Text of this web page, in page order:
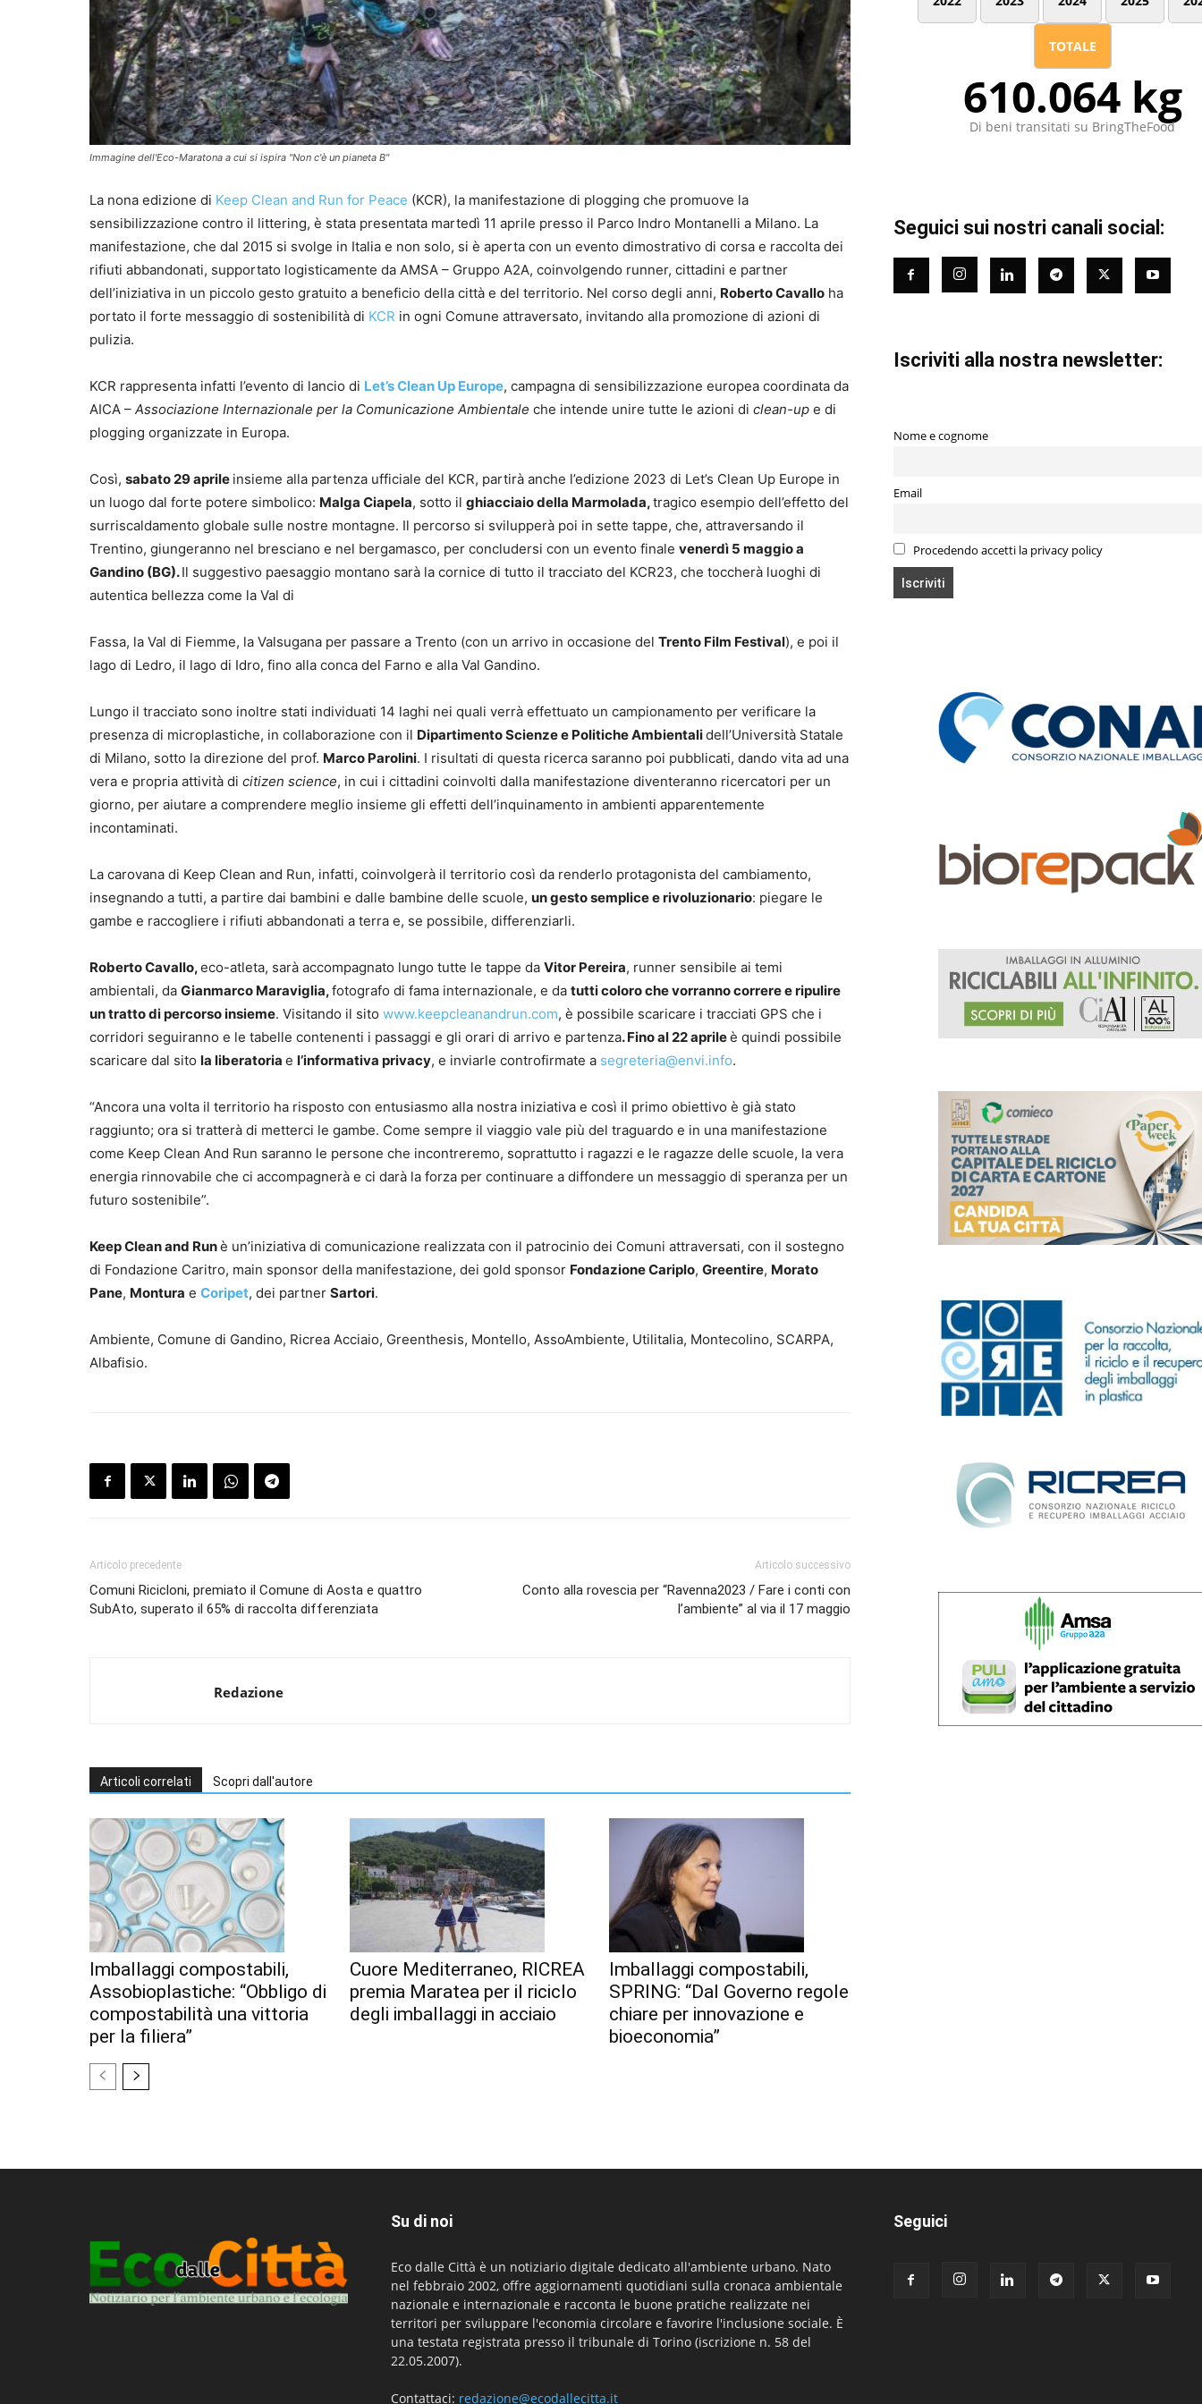
Immagine dell'Eco-Maratona a cui si ispira "Non c'è un pianeta B"
La nona edizione di Keep Clean and Run for Peace (KCR), la manifestazione di plogging che promuove la
sensibilizzazione contro il littering, è stata presentata martedì 11 aprile presso il Parco Indro Montanelli a Milano. La
manifestazione, che dal 2015 si svolge in Italia e non solo, si è aperta con un evento dimostrativo di corsa e raccolta dei
rifiuti abbandonati, supportato logisticamente da AMSA – Gruppo A2A, coinvolgendo runner, cittadini e partner
dell’iniziativa in un piccolo gesto gratuito a beneficio della città e del territorio. Nel corso degli anni, Roberto Cavallo ha
portato il forte messaggio di sostenibilità di KCR in ogni Comune attraversato, invitando alla promozione di azioni di
pulizia.
KCR rappresenta infatti l’evento di lancio di Let’s Clean Up Europe, campagna di sensibilizzazione europea coordinata da
AICA – Associazione Internazionale per la Comunicazione Ambientale che intende unire tutte le azioni di clean-up e di
plogging organizzate in Europa.
Così, sabato 29 aprile insieme alla partenza ufficiale del KCR, partirà anche l’edizione 2023 di Let’s Clean Up Europe in
un luogo dal forte potere simbolico: Malga Ciapela, sotto il ghiacciaio della Marmolada,tragico esempio dell’effetto del
surriscaldamento globale sulle nostre montagne. Il percorso si svilupperà poi in sette tappe, che, attraversando il
Trentino, giungeranno nel bresciano e nel bergamasco, per concludersi con un evento finale venerdì 5 maggio a
Gandino (BG). Il suggestivo paesaggio montano sarà la cornice di tutto il tracciato del KCR23, che toccherà luoghi di
autentica bellezza come la Val di
Fassa, la Val di Fiemme, la Valsugana per passare a Trento (con un arrivo in occasione del Trento Film Festival), e poi il
lago di Ledro, il lago di Idro, fino alla conca del Farno e alla Val Gandino.
Lungo il tracciato sono inoltre stati individuati 14 laghi nei quali verrà effettuato un campionamento per verificare la
presenza di microplastiche, in collaborazione con il Dipartimento Scienze e Politiche Ambientalidell’Università Statale
di Milano, sotto la direzione del prof. Marco Parolini. I risultati di questa ricerca saranno poi pubblicati, dando vita ad una
vera e propria attività di citizen science, in cui i cittadini coinvolti dalla manifestazione diventeranno ricercatori per un
giorno, per aiutare a comprendere meglio insieme gli effetti dell’inquinamento in ambienti apparentemente
incontaminati.
La carovana di Keep Clean and Run, infatti, coinvolgerà il territorio così da renderlo protagonista del cambiamento,
insegnando a tutti, a partire dai bambini e dalle bambine delle scuole, un gesto semplice e rivoluzionario: piegare le
gambe e raccogliere i rifiuti abbandonati a terra e, se possibile, differenziarli.
Roberto Cavallo,eco-atleta, sarà accompagnato lungo tutte le tappe da Vitor Pereira, runner sensibile ai temi
ambientali, da Gianmarco Maraviglia,fotografo di fama internazionale, e da tutti coloro che vorranno correre e ripulire
un tratto di percorso insieme. Visitando il sito www.keepcleanandrun.com, è possibile scaricare i tracciati GPS che i
corridori seguiranno e le tabelle contenenti i passaggi e gli orari di arrivo e partenza. Fino al 22 aprileè quindi possibile
scaricare dal sito la liberatoria e l’informativa privacy, e inviarle controfirmate a segreteria@envi.info.
“Ancora una volta il territorio ha risposto con entusiasmo alla nostra iniziativa e così il primo obiettivo è già stato
raggiunto; ora si tratterà di metterci le gambe. Come sempre il viaggio vale più del traguardo e in una manifestazione
come Keep Clean And Run saranno le persone che incontreremo, soprattutto i ragazzi e le ragazze delle scuole, la vera
energia rinnovabile che ci accompagnerà e ci darà la forza per continuare a diffondere un messaggio di speranza per un
futuro sostenibile”.
Keep Clean and Runè un’iniziativa di comunicazione realizzata con il patrocinio dei Comuni attraversati, con il sostegno
di Fondazione Caritro, main sponsor della manifestazione, dei gold sponsor Fondazione Cariplo, Greentire, Morato
Pane, Montura e Coripet, dei partner Sartori.
Ambiente, Comune di Gandino, Ricrea Acciaio, Greenthesis, Montello, AssoAmbiente, Utilitalia, Montecolino, SCARPA,
Albafisio.
Articolo precedente
Comuni Ricicloni, premiato il Comune di Aosta e quattro
SubAto, superato il 65% di raccolta differenziata
Articolo successivo
Conto alla rovescia per “Ravenna2023 / Fare i conti con
l’ambiente” al via il 17 maggio
Redazione
Articoli correlati Scopri dall'autore
Imballaggi compostabili,
Assobioplastiche: “Obbligo di
compostabilità una vittoria
per la filiera”
Cuore Mediterraneo, RICREA
premia Maratea per il riciclo
degli imballaggi in acciaio
Imballaggi compostabili,
SPRING: “Dal Governo regole
chiare per innovazione e
bioeconomia”
TOTALE
610.064 kg
Di beni transitati su BringTheFood
Seguici sui nostri canali social:
Iscriviti alla nostra newsletter:
Nome e cognome
Email
Procedendo accetti la privacy policy
Su di noi
Eco dalle Città è un notiziario digitale dedicato all'ambiente urbano. Nato
nel febbraio 2002, offre aggiornamenti quotidiani sulla cronaca ambientale
nazionale e internazionale e racconta le buone pratiche realizzate nei
territori per sviluppare l'economia circolare e favorire l'inclusione sociale. È
una testata registrata presso il tribunale di Torino (iscrizione n. 58 del
22.05.2007).
Contattaci: redazione@ecodallecitta.it
Seguici